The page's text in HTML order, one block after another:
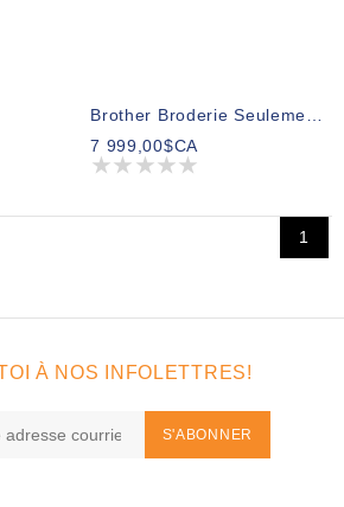
7 999,00$CA
1
À NOS INFOLETTRES!
S'ABONNER